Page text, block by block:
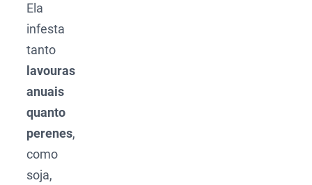
Ela
infesta
tanto
lavouras
anuais
quanto
perenes,
como
soja,